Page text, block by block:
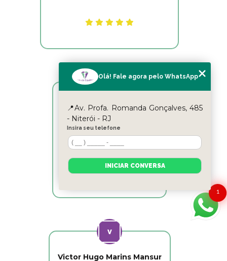
Reyslane Fernandes
Excelente equipe!!
Victor Hugo Marins Mansur
1
Olá! Fale agora pelo WhatsApp
📍Av. Profa. Romanda Gonçalves, 485
- Niterói - RJ
Insira seu telefone
INICIAR CONVERSA